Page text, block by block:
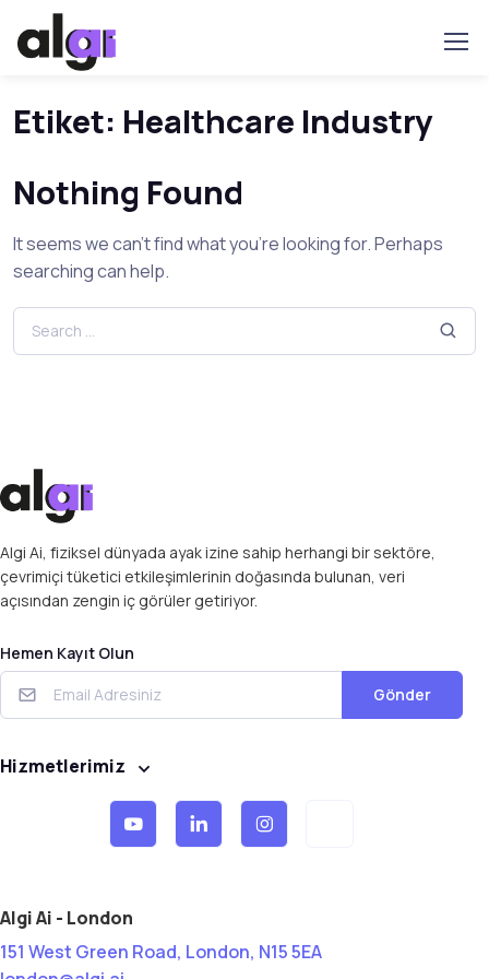
Etiket: Healthcare Industry
Nothing Found
It seems we can’t find what you’re looking for. Perhaps
searching can help.
Algi Ai, fiziksel dünyada ayak izine sahip herhangi bir sektöre,
çevrimiçi tüketici etkileşimlerinin doğasında bulunan, veri
açısından zengin iç görüler getiriyor.
Hemen Kayıt Olun
Gönder
Hizmetlerimiz
Algi Ai - London
151 West Green Road, London, N15 5EA